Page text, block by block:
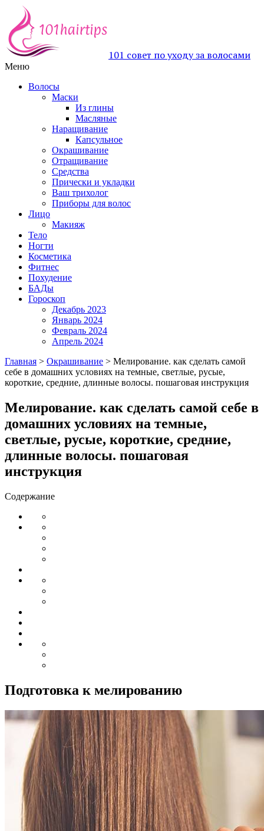
101 совет по уходу за волосами
Меню
Волосы
Маски
Из глины
Масляные
Наращивание
Капсульное
Окрашивание
Отращивание
Средства
Прически и укладки
Ваш трихолог
Приборы для волос
Лицо
Макияж
Тело
Ногти
Косметика
Фитнес
Похудение
БАДы
Гороскоп
Декабрь 2023
Январь 2024
Февраль 2024
Апрель 2024
Главная > Окрашивание > Мелирование. как сделать самой
себе в домашних условиях на темные, светлые, русые,
короткие, средние, длинные волосы. пошаговая инструкция
Мелирование. как сделать самой себе в
домашних условиях на темные,
светлые, русые, короткие, средние,
длинные волосы. пошаговая
инструкция
Содержание
Подготовка к мелированию